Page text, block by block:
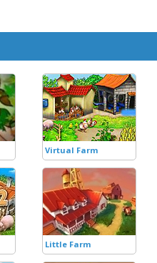
Virtual Farm
Little Farm